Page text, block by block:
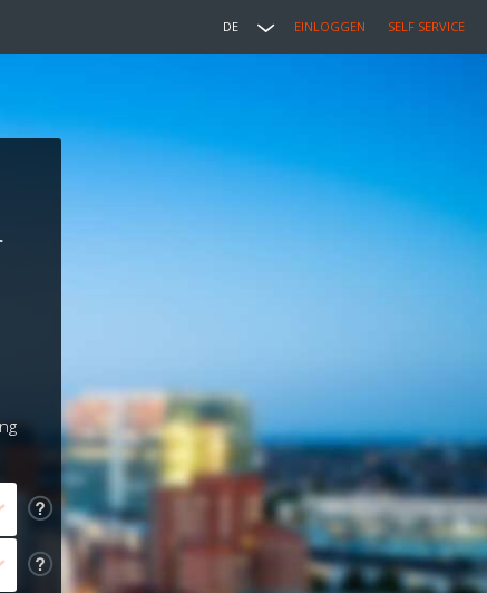
DE EINLOGGEN SELF SERVICE